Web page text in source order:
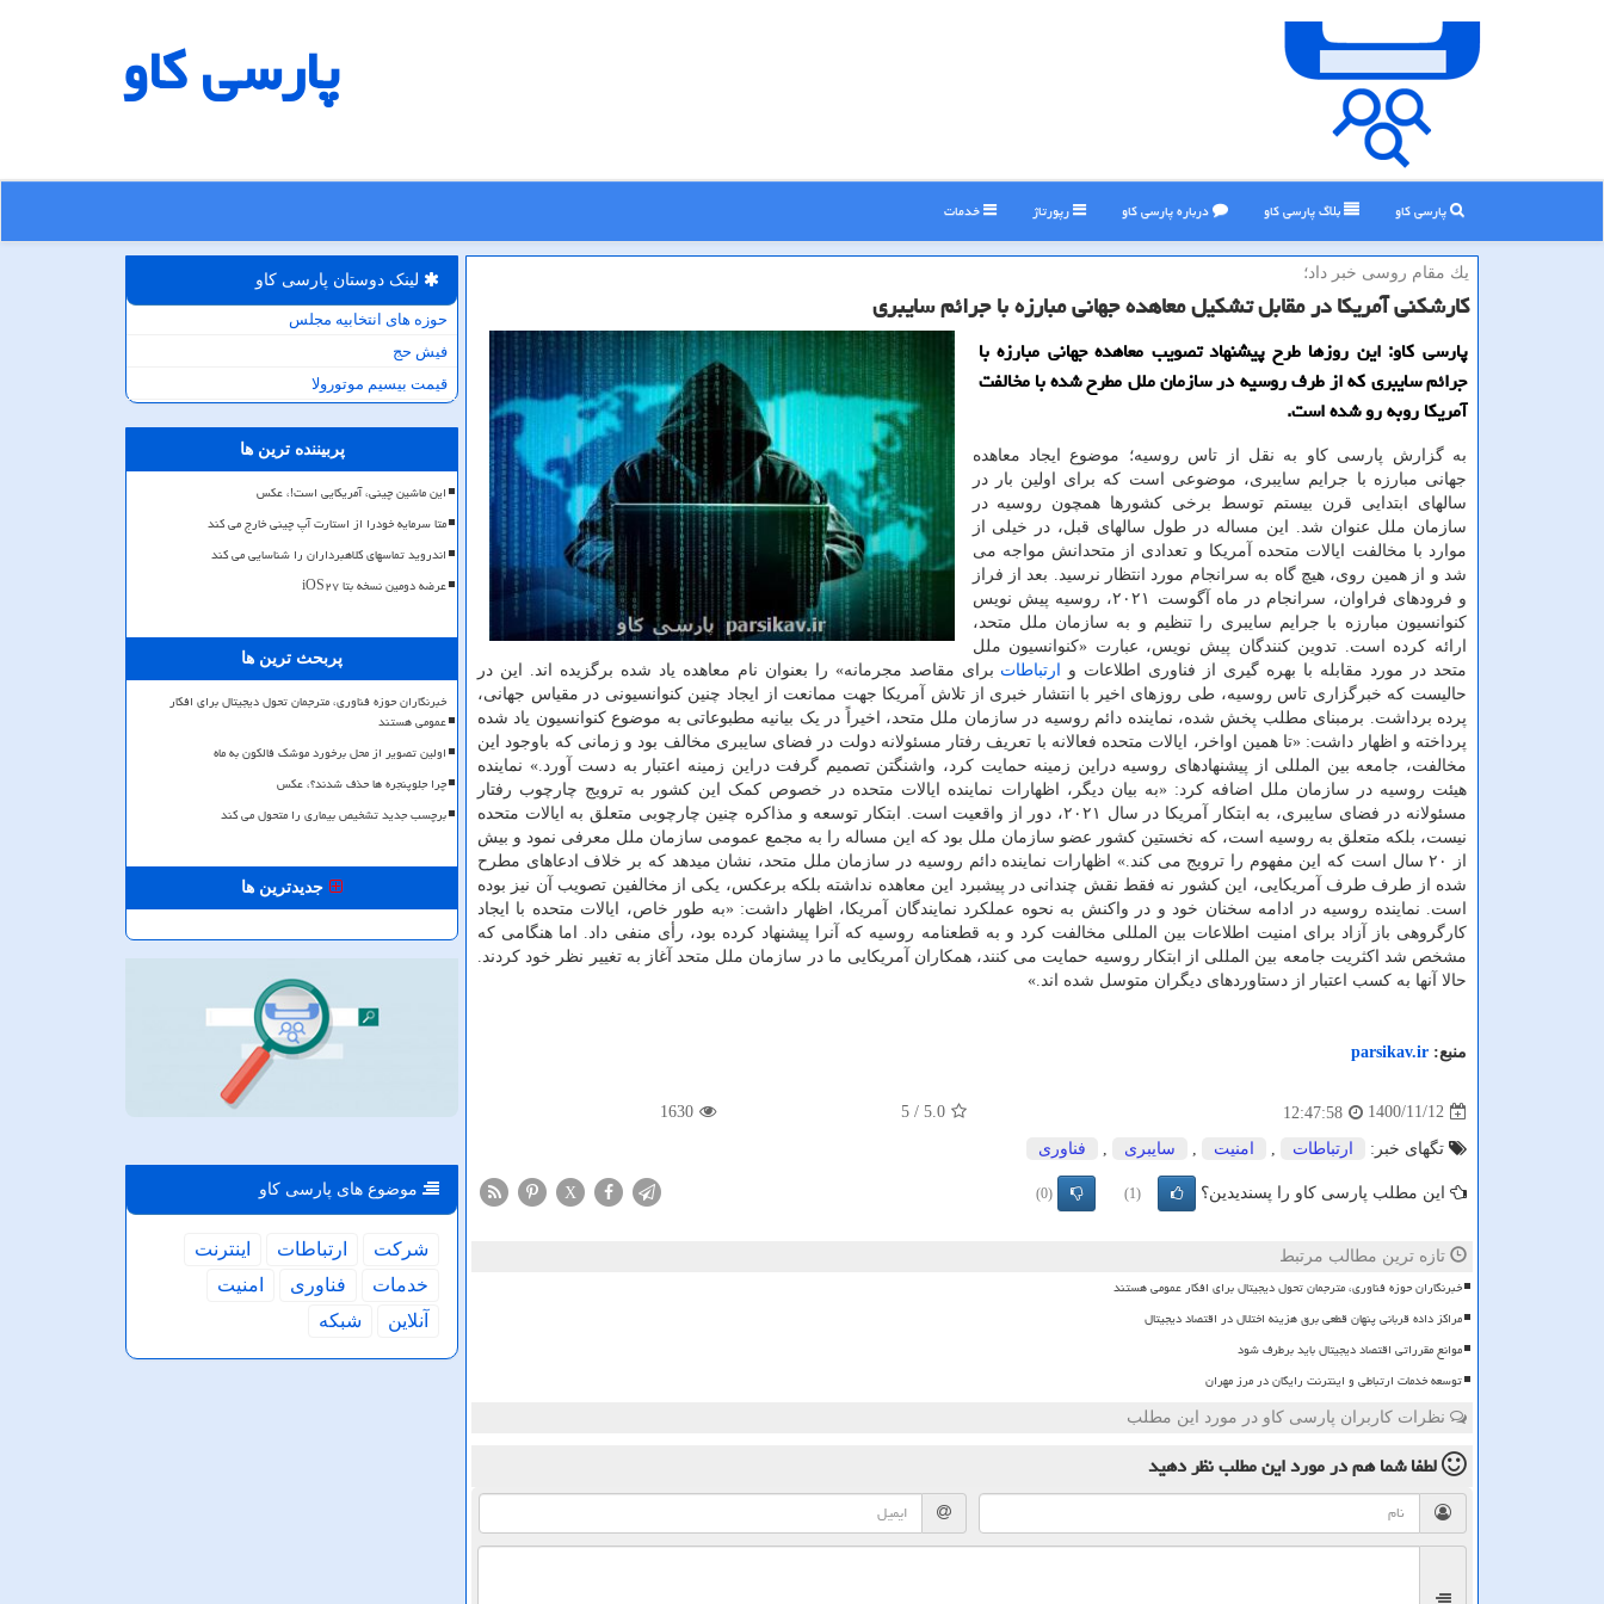
پارسی كاو
پارسی کاو بلاگ پارسی كاو درباره پارسی كاو رپورتاژ خدمات
یك مقام روسی خبر داد؛
کارشکنی آمریکا در مقابل تشکیل معاهده جهانی مبارزه با جرائم سایبری
پارسی کاو: این روزها طرح پیشنهاد تصویب معاهده جهانی مبارزه با
جرائم سایبری که از طرف روسیه در سازمان ملل مطرح شده با مخالفت
آمریکا روبه رو شده است.
به گزارش پارسی کاو به نقل از تاس روسیه؛ موضوع ایجاد معاهده
جهانی مبارزه با جرایم سایبری، موضوعی است که برای اولین بار در
سالهای ابتدایی قرن بیستم توسط برخی کشورها همچون روسیه در
سازمان ملل عنوان شد. این مساله در طول سالهای قبل، در خیلی از
موارد با مخالفت ایالات متحده آمریکا و تعدادی از متحدانش مواجه می
شد و از همین روی، هیچ گاه به سرانجام مورد انتظار نرسید. بعد از فراز
و فرودهای فراوان، سرانجام در ماه آگوست ۲۰۲۱، روسیه پیش نویس
کنوانسیون مبارزه با جرایم سایبری را تنظیم و به سازمان ملل متحد،
ارائه کرده است. تدوین کنندگان پیش نویس، عبارت «کنوانسیون ملل
متحد در مورد مقابله با بهره گیری از فناوری اطلاعات و
ارتباطات برای مقاصد مجرمانه» را بعنوان نام معاهده یاد شده برگزیده اند. این در
حالیست که خبرگزاری تاس روسیه، طی روزهای اخیر با انتشار خبری از تلاش آمریکا جهت ممانعت از ایجاد چنین کنوانسیونی در مقیاس جهانی،
پرده برداشت. برمبنای مطلب پخش شده، نماینده دائم روسیه در سازمان ملل متحد، اخیراً در یک بیانیه مطبوعاتی به موضوع کنوانسیون یاد شده
پرداخته و اظهار داشت: «تا همین اواخر، ایالات متحده فعالانه با تعریف رفتار مسئولانه دولت در فضای سایبری مخالف بود و زمانی که باوجود این
مخالفت، جامعه بین المللی از پیشنهادهای روسیه دراین زمینه حمایت کرد، واشنگتن تصمیم گرفت دراین زمینه اعتبار به دست آورد.» نماینده
هیئت روسیه در سازمان ملل اضافه کرد: «به بیان دیگر، اظهارات نماینده ایالات متحده در خصوص کمک این کشور به ترویج چارچوب رفتار
مسئولانه در فضای سایبری، به ابتکار آمریکا در سال ۲۰۲۱، دور از واقعیت است. ابتکار توسعه و مذاکره چنین چارچوبی متعلق به ایالات متحده
نیست، بلکه متعلق به روسیه است، که نخستین کشور عضو سازمان ملل بود که این مساله را به مجمع عمومی سازمان ملل معرفی نمود و بیش
از ۲۰ سال است که این مفهوم را ترویج می کند.» اظهارات نماینده دائم روسیه در سازمان ملل متحد، نشان میدهد که بر خلاف ادعاهای مطرح
شده از طرف طرف آمریکایی، این کشور نه فقط نقش چندانی در پیشبرد این معاهده نداشته بلکه برعکس، یکی از مخالفین تصویب آن نیز بوده
است. نماینده روسیه در ادامه سخنان خود و در واکنش به نحوه عملکرد نمایندگان آمریکا، اظهار داشت: «به طور خاص، ایالات متحده با ایجاد
کارگروهی باز آزاد برای امنیت اطلاعات بین المللی مخالفت کرد و به قطعنامه روسیه که آنرا پیشنهاد کرده بود، رأی منفی داد. اما هنگامی که
مشخص شد اکثریت جامعه بین المللی از ابتکار روسیه حمایت می کنند، همکاران آمریکایی ما در سازمان ملل متحد آغاز به تغییر نظر خود کردند.
حالا آنها به کسب اعتبار از دستاوردهای دیگران متوسل شده اند.»
منبع: parsikav.ir
1400/11/12
12:47:58
5.0
/ 5
1630
تگهای خبر: ارتباطات امنیت سایبری فناوری
این مطلب پارسی کاو را پسندیدین؟ (1)
(0)
X
تازه ترین مطالب مرتبط
خبرنگاران حوزه فناوری، مترجمان تحول دیجیتال برای افکار عمومی هستند
مراکز داده قربانی پنهان قطعی برق هزینه اختلال در اقتصاد دیجیتال
موانع مقرراتی اقتصاد دیجیتال باید برطرف شود
توسعه خدمات ارتباطی و اینترنت رایگان در مرز مهران
نظرات کاربران پارسی کاو در مورد این مطلب
لطفا شما همدر مورد این مطلبنظر دهید
لینک دوستان پارسی كاو
حوزه های انتخابیه مجلس
فیش حج
قیمت بیسیم موتورولا
پربیننده ترین ها
این ماشین چینی، آمریکایی است!، عکس
متا سرمایه خودرا از استارت آپ چینی خارج می کند
اندروید تماسهای کلاهبرداران را شناسایی می کند
عرضه دومین نسخه بتا iOS۲۷
پربحث ترین ها
خبرنگاران حوزه فناوری، مترجمان تحول دیجیتال برای افکار
عمومی هستند
اولین تصویر از محل برخورد موشک فالکون به ماه
چرا جلوپنجره ها حذف شدند؟، عکس
برچسب جدید تشخیص بیماری را متحول می کند
جدیدترین ها
موضوع های پارسی كاو
شركت ارتباطات
اینترنت
خدمات
فناوری
امنیت
آنلاین
شبكه